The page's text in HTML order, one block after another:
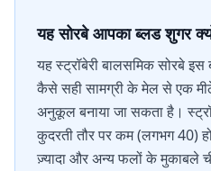
यह सोरबे आपका ब्लड शुगर
यह स्ट्रॉबेरी बालसमिक सोरबे इस
कैसे सही सामग्री के मेल से एक
अनुकूल बनाया जा सकता है।
कुदरती तौर पर कम (लगभग 40)
ज़्यादा और अन्य फलों के मुकाबले